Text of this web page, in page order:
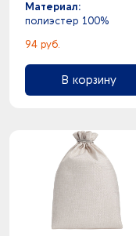
Материал:
полиэстер 100%
94 руб.
В корзину